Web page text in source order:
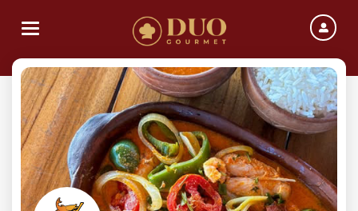
Toggle navigation